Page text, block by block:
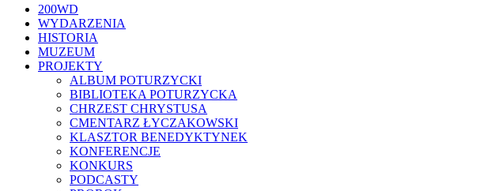
Close
Menu
200WD
WYDARZENIA
HISTORIA
MUZEUM
PROJEKTY
ALBUM POTURZYCKI
BIBLIOTEKA POTURZYCKA
CHRZEST CHRYSTUSA
CMENTARZ ŁYCZAKOWSKI
KLASZTOR BENEDYKTYNEK
KONFERENCJE
KONKURS
PODCASTY